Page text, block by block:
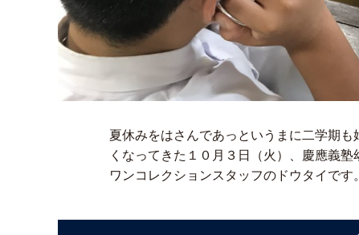
夏休みをはさんであっというまに二学期
くなってきた１０月３日（火）、慶應義
ワンコレクションスタッフのドウタイです